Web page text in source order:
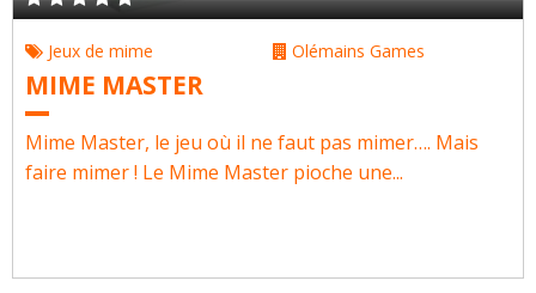
Jeux de mime Olémains Games
MIME MASTER
Mime Master, le jeu où il ne faut pas mimer…. Mais
faire mimer ! Le Mime Master pioche une...